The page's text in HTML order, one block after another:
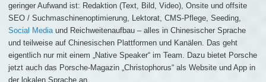
geringer Aufwand ist: Redaktion (Text, Bild, Video), Onsite und offsite
SEO / Suchmaschinenoptimierung, Lektorat, CMS-Pflege, Seeding,
Social Media und Reichweitenaufbau – alles in Chinesischer Sprache
und teilweise auf Chinesischen Plattformen und Kanälen. Das geht
eigentlich nur mit einem „Native Speaker“ im Team. Dazu bietet Porsche
jetzt auch das Porsche-Magazin „Christophorus“ als Website und App in
der lokalen Sprache an.